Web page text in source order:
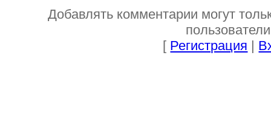
Добавлять комментарии могут
[ Регистрация |